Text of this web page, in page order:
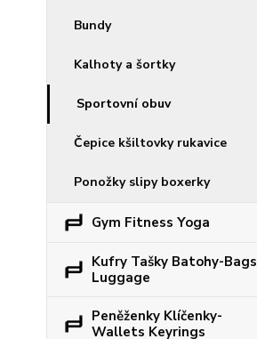
Bundy
Kalhoty a šortky
Sportovní obuv
Čepice kšiltovky rukavice
Ponožky slipy boxerky
Gym Fitness Yoga
Kufry Tašky Batohy-Bags
Luggage
Peněženky Klíčenky-
Wallets Keyrings